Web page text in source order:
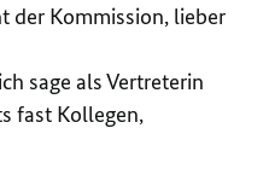
der Kommission, lieber
sage als Vertreterin
fast Kollegen,